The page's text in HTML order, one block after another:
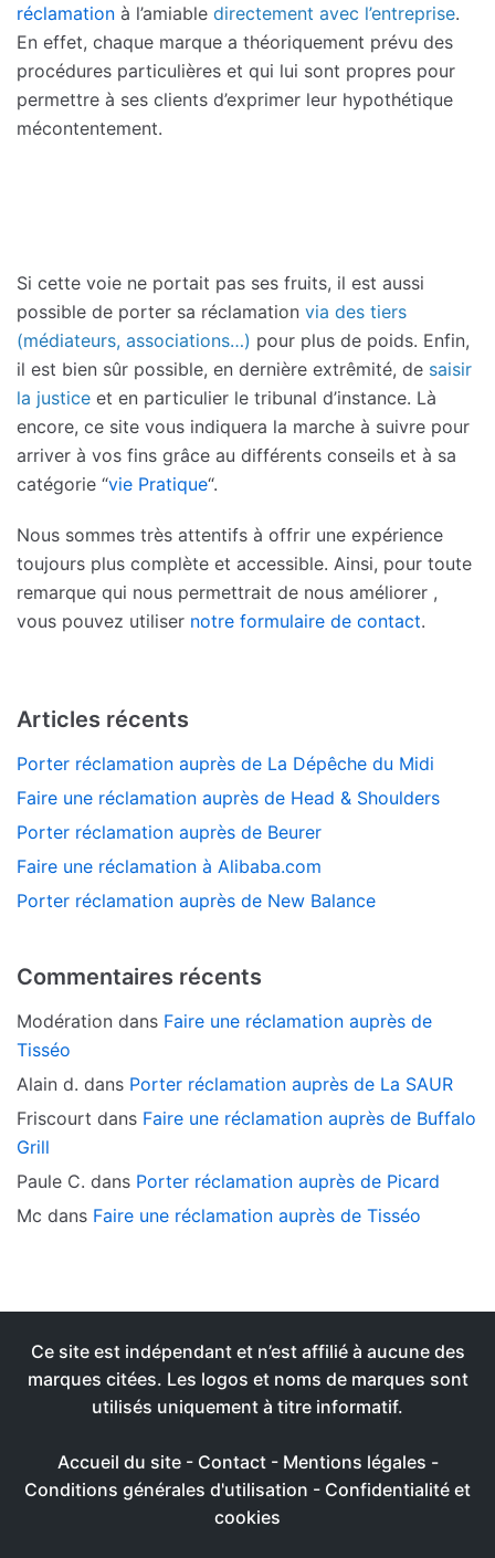
réclamation à l’amiable directement avec l’entreprise.
En effet, chaque marque a théoriquement prévu des
procédures particulières et qui lui sont propres pour
permettre à ses clients d’exprimer leur hypothétique
mécontentement.
Si cette voie ne portait pas ses fruits, il est aussi
possible de porter sa réclamation via des tiers
(médiateurs, associations…) pour plus de poids. Enfin,
il est bien sûr possible, en dernière extrêmité, de saisir
la justice et en particulier le tribunal d’instance. Là
encore, ce site vous indiquera la marche à suivre pour
arriver à vos fins grâce au différents conseils et à sa
catégorie “vie Pratique“.
Nous sommes très attentifs à offrir une expérience
toujours plus complète et accessible. Ainsi, pour toute
remarque qui nous permettrait de nous améliorer ,
vous pouvez utiliser notre formulaire de contact.
Articles récents
Porter réclamation auprès de La Dépêche du Midi
Faire une réclamation auprès de Head & Shoulders
Porter réclamation auprès de Beurer
Faire une réclamation à Alibaba.com
Porter réclamation auprès de New Balance
Commentaires récents
Modération dans Faire une réclamation auprès de
Tisséo
Alain d. dans Porter réclamation auprès de La SAUR
Friscourt dans Faire une réclamation auprès de Buffalo
Grill
Paule C. dans Porter réclamation auprès de Picard
Mc dans Faire une réclamation auprès de Tisséo
Ce site est indépendant et n’est affilié à aucune des
marques citées. Les logos et noms de marques sont
utilisés uniquement à titre informatif.
Accueil du site- Contact - Mentions légales -
Conditions générales d'utilisation - Confidentialité et
cookies